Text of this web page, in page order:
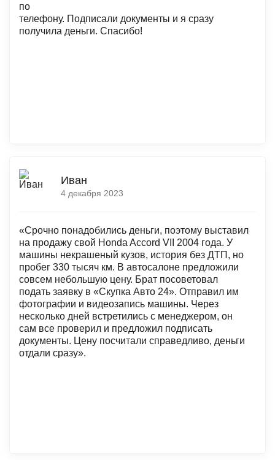
по
телефону. Подписали документы и я сразу
получила деньги. Спасибо!
Иван
4 декабря 2023
«Срочно понадобились деньги, поэтому выставил
на продажу свой Honda Accord VII 2004 года. У
машины некрашеный кузов, история без ДТП, но
пробег 330 тысяч км. В автосалоне предложили
совсем небольшую цену. Брат посоветовал
подать заявку в «Скупка Авто 24». Отправил им
фотографии и видеозапись машины. Через
несколько дней встретились с менеджером, он
сам все проверил и предложил подписать
документы. Цену посчитали справедливо, деньги
отдали сразу».